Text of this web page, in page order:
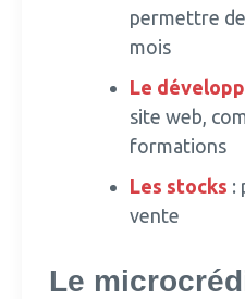
permettre
mois
Le
site web,
formations
Les stocks :
vente
Le